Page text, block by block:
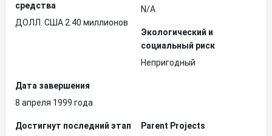
средства
ДОЛЛ. США 2.40 миллионов
N/A
Экологический и
социальный риск
Непригодный
Дата завершения
8 апреля 1999 года
Достигнут последний этап
Parent Projects